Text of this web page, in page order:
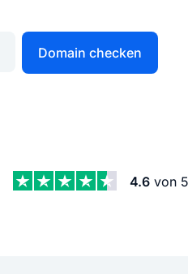
Erstelle schnell gute
Domain checken
4.6von